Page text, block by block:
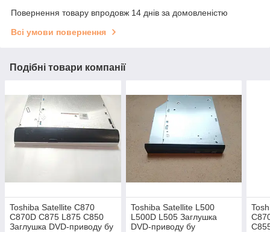
Повернення товару впродовж 14 днів за домовленістю
Всі умови повернення
Подібні товари компанії
Toshiba Satellite C870
C870D C875 L875 C850
Заглушка DVD-приводу бу
Toshiba Satellite L500
L500D L505 Заглушка
DVD-приводу бу